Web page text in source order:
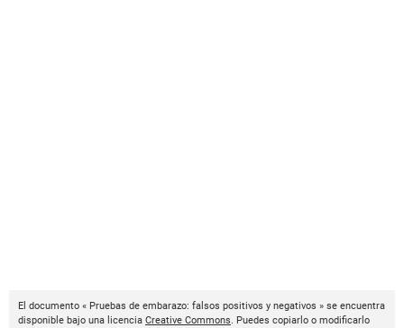
El documento « Pruebas de embarazo: falsos positivos y negativos » se encuentra
disponible bajo una licencia Creative Commons. Puedes copiarlo o modificarlo